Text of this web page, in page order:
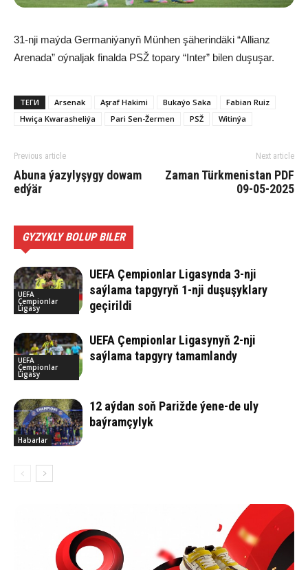
31-nji maýda Germaniýanyň Münhen şäherindäki “Allianz
Arenada” oýnaljak finalda PSŽ topary “Inter” bilen duşuşar.
ТЕГИ Arsenak Aşraf Hakimi Bukaýo Saka
Fabian Ruiz
Hwiça Kwarasheliýa
Pari Sen-Žermen PSŽ Witinýa
Previous article
Abuna ýazylyşygy dowam
edýär
Next article
Zaman Türkmenistan PDF
09-05-2025
GYZYKLY BOLUP BILER
UEFA
Çempionlar
Ligasy
UEFA Çempionlar Ligasynda 3-nji
saýlama tapgyryň 1-nji duşuşyklary
geçirildi
UEFA
Çempionlar
Ligasy
UEFA Çempionlar Ligasynyň 2-nji
saýlama tapgyry tamamlandy
Habarlar
12 aýdan soň Parižde ýene-de uly
baýramçylyk